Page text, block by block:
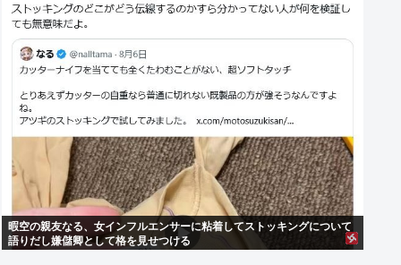
暇空の親友なる、女インフルエンサーに粘着してストッキングについて
語りだし嫌儲卿として格を見せつける